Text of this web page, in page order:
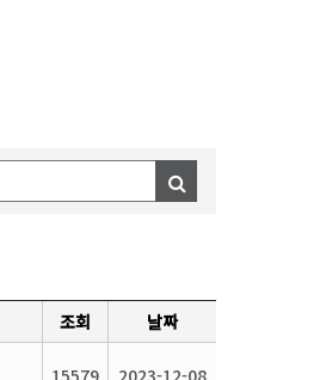
조회 날짜
15579 2023-12-08